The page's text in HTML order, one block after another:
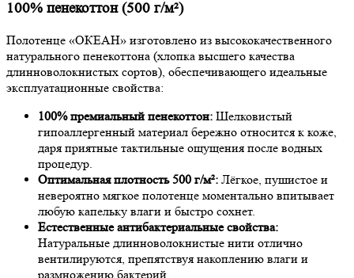
100% пенекоттон (500 г/м²)
Полотенце «ОКЕАН» изготовлено из высококачественного
натурального пенекоттона (хлопка высшего качества
длинноволокнистых сортов), обеспечивающего идеальные
эксплуатационные свойства:
100% премиальный пенекоттон: Шелковистый
гипоаллергенный материал бережно относится к коже,
даря приятные тактильные ощущения после водных
процедур.
Оптимальная плотность 500 г/м²: Лёгкое, пушистое и
невероятно мягкое полотенце моментально впитывает
любую капельку влаги и быстро сохнет.
Естественные антибактериальные свойства:
Натуральные длинноволокнистые нити отлично
вентилируются, препятствуя накоплению влаги и
размножению бактерий.